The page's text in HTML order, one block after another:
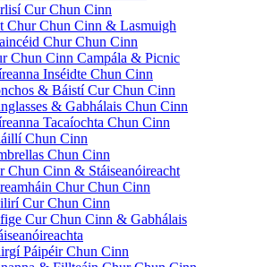
Cur Chun Cinn
Chur Chun Cinn & Lasmuigh
Chur Chun Cinn
Chun Cinn Campála & Picnic
Inséidte Chun Cinn
& Báistí Cur Chun Cinn
& Gabhálais Chun Cinn
Tacaíochta Chun Cinn
Chun Cinn
Chun Cinn
Chun Cinn & Stáiseanóireacht
Chur Chun Cinn
Cur Chun Cinn
Cur Chun Cinn & Gabhálais
Páipéir Chun Cinn